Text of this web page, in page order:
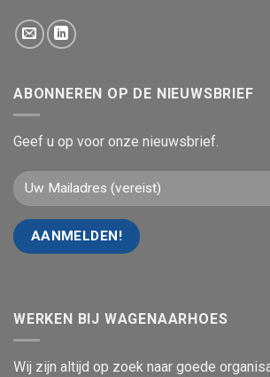
ABONNEREN OP DE NIEUWSBRIEF
Geef u op voor onze nieuwsbrief.
WERKEN BIJ WAGENAARHOES
Wij zijn altijd op zoek naar goede